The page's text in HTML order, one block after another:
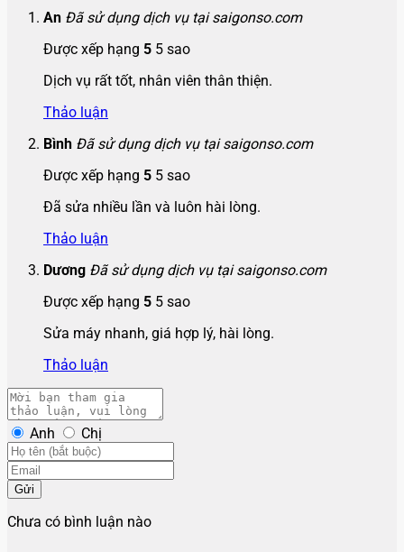
An Đã sử dụng dịch vụ tại saigonso.com
Được xếp hạng 5 5 sao
Dịch vụ rất tốt, nhân viên thân thiện.
Thảo luận
Bình Đã sử dụng dịch vụ tại saigonso.com
Được xếp hạng 5 5 sao
Đã sửa nhiều lần và luôn hài lòng.
Thảo luận
Dương Đã sử dụng dịch vụ tại saigonso.com
Được xếp hạng 5 5 sao
Sửa máy nhanh, giá hợp lý, hài lòng.
Thảo luận
Anh Chị
Gửi
Chưa có bình luận nào